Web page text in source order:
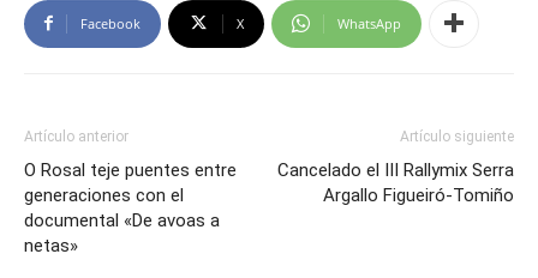
Facebook X WhatsApp
Artículo anterior
O Rosal teje puentes entre
generaciones con el
documental «De avoas a
netas»
Artículo siguiente
Cancelado el III Rallymix Serra
Argallo Figueiró-Tomiño